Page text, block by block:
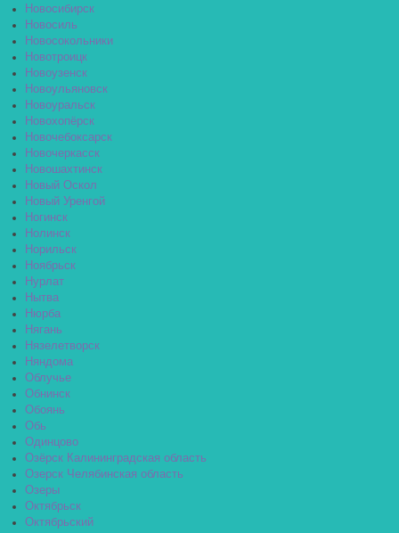
Новосибирск
Новосиль
Новосокольники
Новотроицк
Новоузенск
Новоульяновск
Новоуральск
Новохопёрск
Новочебоксарск
Новочеркасск
Новошахтинск
Новый Оскол
Новый Уренгой
Ногинск
Нолинск
Норильск
Ноябрьск
Нурлат
Нытва
Нюрба
Нягань
Нязелетворск
Няндома
Облучье
Обнинск
Обоянь
Обь
Одинцово
Озёрск Калининградская область
Озерск Челябинская область
Озеры
Октябрьск
Октябрьский